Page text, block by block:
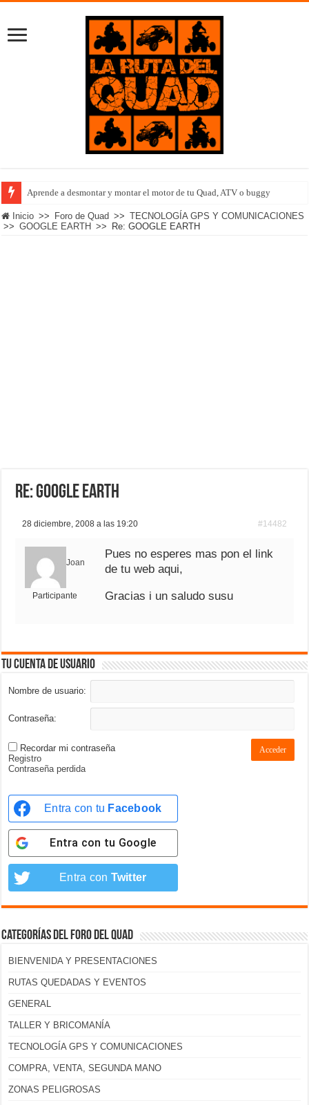
Aprende a desmontar y montar el motor de tu Quad, ATV o buggy
Inicio >> Foro de Quad >> TECNOLOGÍA GPS Y COMUNICACIONES
>> GOOGLE EARTH >> Re: GOOGLE EARTH
Re: GOOGLE EARTH
28 diciembre, 2008 a las 19:20 #14482
Joan
Participante
Pues no esperes mas pon el link
de tu web aqui,
Gracias i un saludo susu
Tu cuenta de usuario
Nombre de usuario:
Contraseña:
Recordar mi contraseña Acceder
Registro
Contraseña perdida
Entra con tu Facebook
Entra con tu Google
Entra con Twitter
Categorías del foro del Quad
BIENVENIDA Y PRESENTACIONES
RUTAS QUEDADAS Y EVENTOS
GENERAL
TALLER Y BRICOMANÍA
TECNOLOGÍA GPS Y COMUNICACIONES
COMPRA, VENTA, SEGUNDA MANO
ZONAS PELIGROSAS